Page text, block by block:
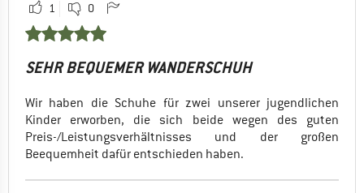
1 0
SEHR BEQUEMER WANDERSCHUH
Wir haben die Schuhe für zwei unserer jugendlichen
Kinder erworben, die sich beide wegen des guten
Preis-/Leistungsverhältnisses und der großen
Beequemheit dafür entschieden haben.